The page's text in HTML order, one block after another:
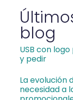
blog
USB con
y pedir
La evolución
necesidad a